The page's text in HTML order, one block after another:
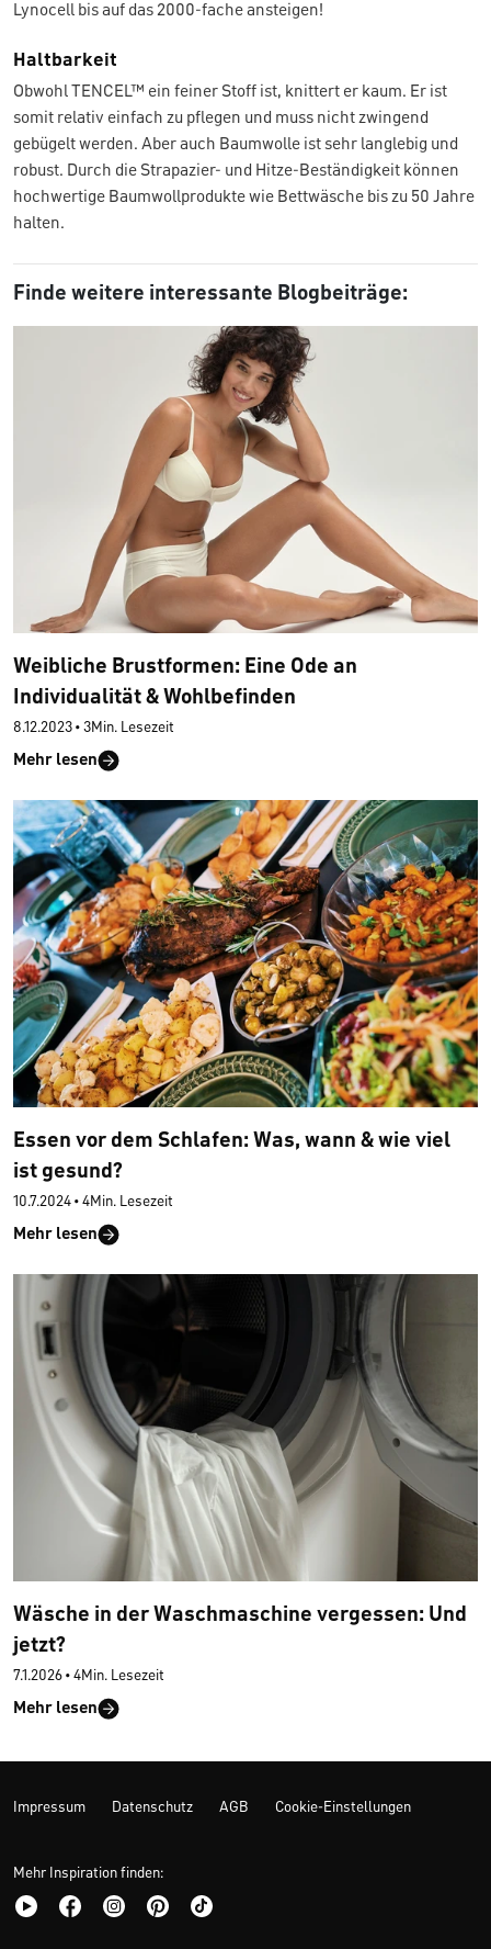
Lynocell bis auf das 2000-fache ansteigen!
Haltbarkeit
Obwohl TENCEL™ ein feiner Stoff ist, knittert er kaum. Er ist
somit relativ einfach zu pflegen und muss nicht zwingend
gebügelt werden. Aber auch Baumwolle ist sehr langlebig und
robust. Durch die Strapazier- und Hitze-Beständigkeit können
hochwertige Baumwollprodukte wie Bettwäsche bis zu 50 Jahre
halten.
Finde weitere interessante Blogbeiträge:
Weibliche Brustformen: Eine Ode an
Individualität & Wohlbefinden
8.12.2023 • 3Min. Lesezeit
Mehr lesen
Essen vor dem Schlafen: Was, wann & wie viel
ist gesund?
10.7.2024 • 4Min. Lesezeit
Mehr lesen
Wäsche in der Waschmaschine vergessen: Und
jetzt?
7.1.2026 • 4Min. Lesezeit
Mehr lesen
Impressum Datenschutz AGB Cookie-Einstellungen
Mehr Inspiration finden: